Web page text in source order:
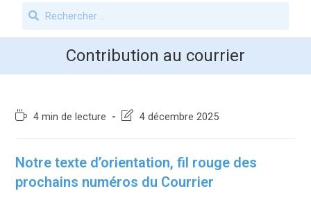
Contribution au courrier
4 min de lecture 4 décembre 2025
Notre texte d’orientation, fil rouge des
prochains numéros du Courrier